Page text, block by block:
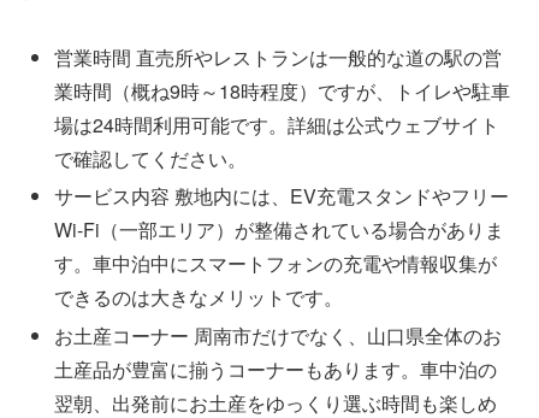
営業時間 直売所やレストランは一般的な道の駅の営
業時間（概ね9時～18時程度）ですが、トイレや駐車
場は24時間利用可能です。詳細は公式ウェブサイト
で確認してください。
サービス内容 敷地内には、EV充電スタンドやフリー
Wi-Fi（一部エリア）が整備されている場合がありま
す。車中泊中にスマートフォンの充電や情報収集が
できるのは大きなメリットです。
お土産コーナー 周南市だけでなく、山口県全体のお
土産品が豊富に揃うコーナーもあります。車中泊の
翌朝、出発前にお土産をゆっくり選ぶ時間も楽しめ